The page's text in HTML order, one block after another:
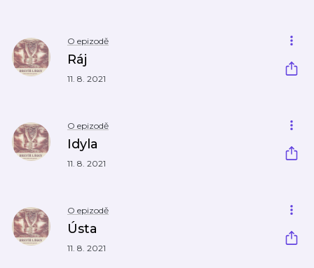
O epizodě
Ráj
11. 8. 2021
O epizodě
Idyla
11. 8. 2021
O epizodě
Ústa
11. 8. 2021